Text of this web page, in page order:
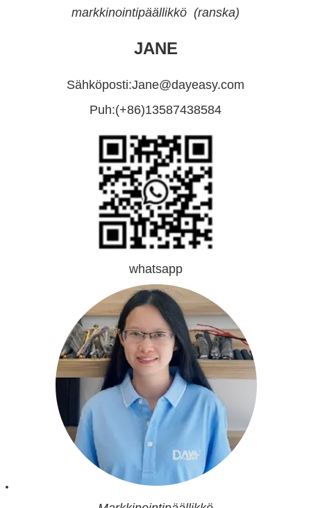
markkinointipäällikkö (ranska)
JANE
Sähköposti:Jane@dayeasy.com
Puh:(+86)13587438584
whatsapp